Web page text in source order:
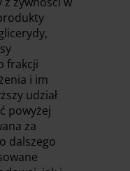
frakcji
i im
udział
powyżej
za
dalszego